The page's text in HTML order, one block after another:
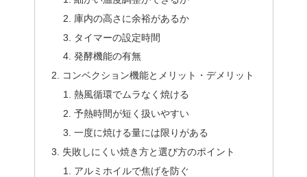
庫内の高さに余裕があるか
タイマーの設定時間
発酵機能の有無
コンベクション機能とメリット・デメリット
熱風循環でムラなく焼ける
予熱時間が短く扱いやすい
一度に焼ける量には限りがある
失敗しにくい焼き方と選び方のポイント
アルミホイルで焦げを防ぐ